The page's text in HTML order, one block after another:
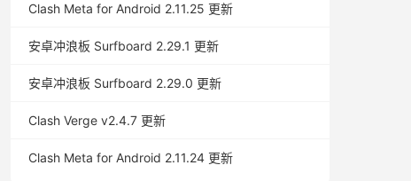
Clash Meta for Android 2.11.25 更新
安卓冲浪板 Surfboard 2.29.1 更新
安卓冲浪板 Surfboard 2.29.0 更新
Clash Verge v2.4.7 更新
Clash Meta for Android 2.11.24 更新